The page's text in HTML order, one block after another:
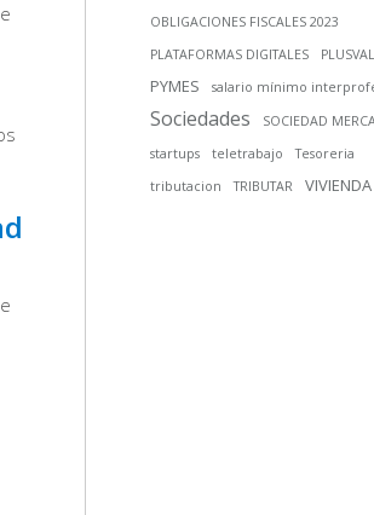
OBLIGACIONES FISCALES 2023
PLATAFORMAS DIGITALES
PYMES salario mínimo
Sociedades
SOCIEDAD
startups
teletrabajo
Tesoreria
tributacion
TRIBUTAR VIVIENDA